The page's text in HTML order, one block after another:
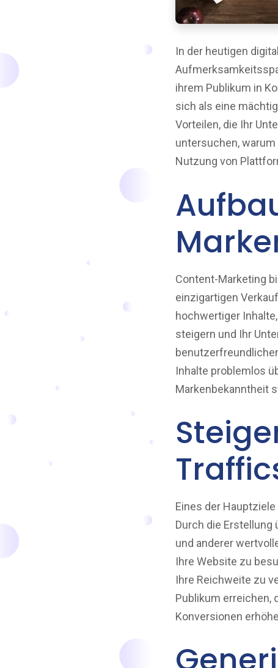
In der heutigen
ihrem Publikum in
sich als eine
Vorteilen, die Ihr
untersuchen,
Nutzung von
Content-Marketing
einzigartigen
hochwertiger
steigern und Ihr
Inhalte problemlos
Markenbekanntheit
Eines der
Durch die Erstellung
und anderer
Ihre Website zu
Ihre Reichweite zu
Publikum erreichen,
Konversionen